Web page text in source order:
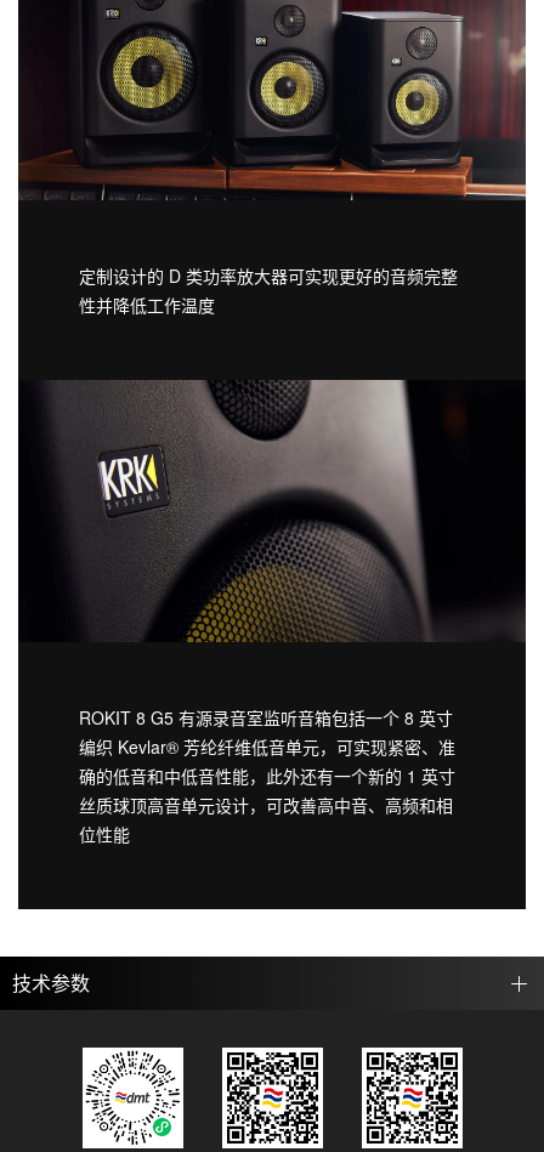
定制设计的 D 类功率放大器可实现更好的音频完整
性并降低工作温度
ROKIT 8 G5 有源录音室监听音箱包括一个 8 英寸
编织 Kevlar® 芳纶纤维低音单元，可实现紧密、准
确的低音和中低音性能，此外还有一个新的 1 英寸
丝质球顶高音单元设计，可改善高中音、高频和相
位性能
技术参数